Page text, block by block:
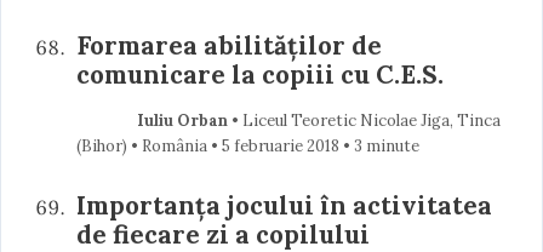
Formarea abilităților de
comunicare la copiii cu C.E.S.
Iuliu Orban• Liceul Teoretic Nicolae Jiga, Tinca
(Bihor) • România
5 februarie 2018 • 3 minute
Importanţa jocului în activitatea
de fiecare zi a copilului